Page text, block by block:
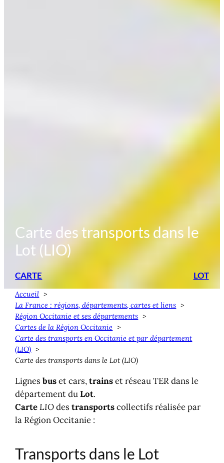
Carte des transports dans le
Lot (LIO)
CARTE LOT
Accueil
La France : régions, départements, cartes et liens
Région Occitanie et ses départements
Cartes de la Région Occitanie
Carte des transports en Occitanie et par département
(LIO)
Carte des transports dans le Lot (LIO)
Lignesbuset cars,trainset réseau TER dans le
département duLot.
CarteLIOdestransportscollectifs réalisée par
la Région Occitanie :
Transports dans le Lot